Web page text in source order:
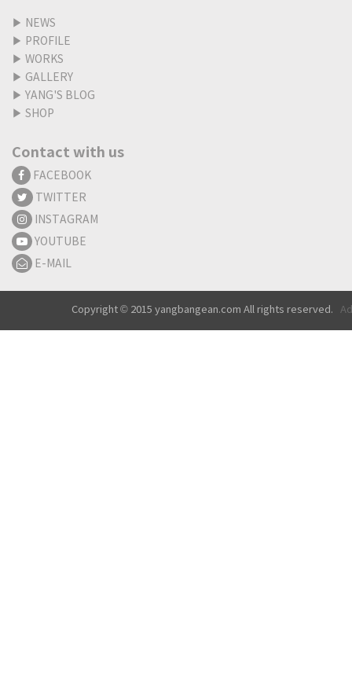
▶ NEWS
▶ PROFILE
▶ WORKS
▶ GALLERY
▶ YANG'S BLOG
▶ SHOP
Contact with us
FACEBOOK
TWITTER
INSTAGRAM
YOUTUBE
E-MAIL
Copyright © 2015 yangbangean.com All rights reserved.